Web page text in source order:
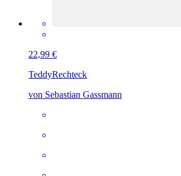
22,99 €
TeddyRechteck
von Sebastian Gassmann